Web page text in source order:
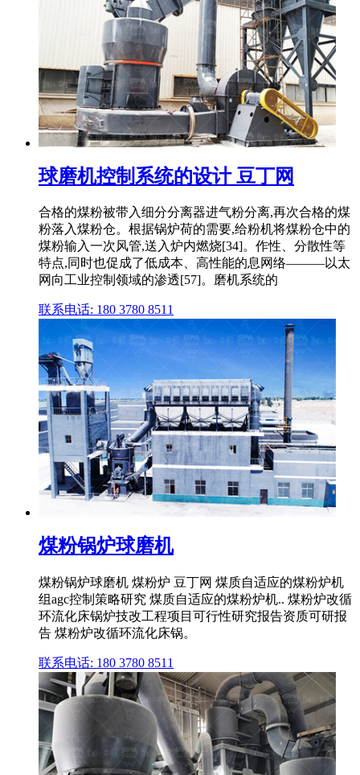
球磨机控制系统的设计 豆丁网
合格的煤粉被带入细分分离器进气粉分离,再次合格的煤
粉落入煤粉仓。根据锅炉荷的需要,给粉机将煤粉仓中的
煤粉输入一次风管,送入炉内燃烧[34]。作性、分散性等
特点,同时也促成了低成本、高性能的息网络———以太
网向工业控制领域的渗透[57]。磨机系统的
联系电话: 180 3780 8511
煤粉锅炉球磨机
煤粉锅炉球磨机 煤粉炉 豆丁网 煤质自适应的煤粉炉机
组agc控制策略研究 煤质自适应的煤粉炉机.. 煤粉炉改循
环流化床锅炉技改工程项目可行性研究报告资质可研报
告 煤粉炉改循环流化床锅。
联系电话: 180 3780 8511